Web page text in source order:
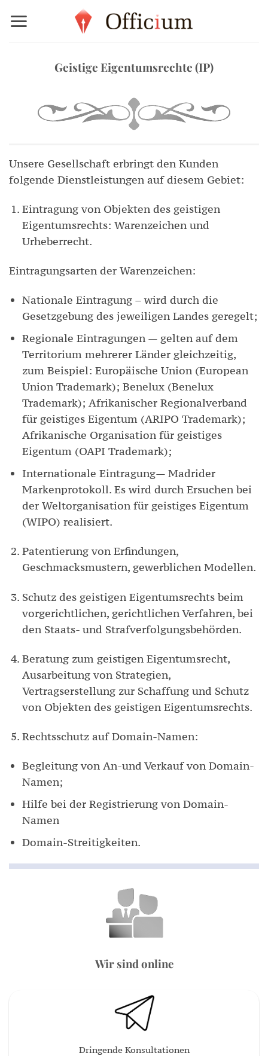
Inhalt
Geistige Eigentumsrechte (IP)
Unsere Gesellschaft erbringt den Kunden
folgende Dienstleistungen auf diesem Gebiet:
Eintragung von Objekten des geistigen
Eigentumsrechts: Warenzeichen und
Urheberrecht.
Eintragungsarten der Warenzeichen:
Nationale Eintragung – wird durch die
Gesetzgebung des jeweiligen Landes geregelt;
Regionale Eintragungen — gelten auf dem
Territorium mehrerer Länder gleichzeitig,
zum Beispiel: Europäische Union (European
Union Trademark); Benelux (Benelux
Trademark); Afrikanischer Regionalverband
für geistiges Eigentum (ARIPO Trademark);
Afrikanische Organisation für geistiges
Eigentum (OAPI Trademark);
Internationale Eintragung— Madrider
Markenprotokoll. Es wird durch Ersuchen bei
der Weltorganisation für geistiges Eigentum
(WIPO) realisiert.
Patentierung von Erfindungen,
Geschmacksmustern, gewerblichen Modellen.
Schutz des geistigen Eigentumsrechts beim
vorgerichtlichen, gerichtlichen Verfahren, bei
den Staats- und Strafverfolgungsbehörden.
Beratung zum geistigen Eigentumsrecht,
Ausarbeitung von Strategien,
Vertragserstellung zur Schaffung und Schutz
von Objekten des geistigen Eigentumsrechts.
Rechtsschutz auf Domain-Namen:
Begleitung von An-und Verkauf von Domain-
Namen;
Hilfe bei der Registrierung von Domain-
Namen
Domain-Streitigkeiten.
Wir sind online
Dringende Konsultationen